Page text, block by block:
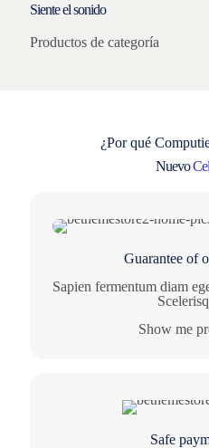
Siente el sonido
Productos de categoría
¿Por qué
Nuevo
Guarantee of
Sapien fermentum diam
Show me
Safe